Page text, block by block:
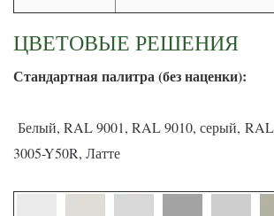
ЦВЕТОВЫЕ РЕШЕНИЯ
Стандартная палитра (без наценки):
Белый, RAL 9001, RAL 9010, серый,
3005-Y50R, Латте